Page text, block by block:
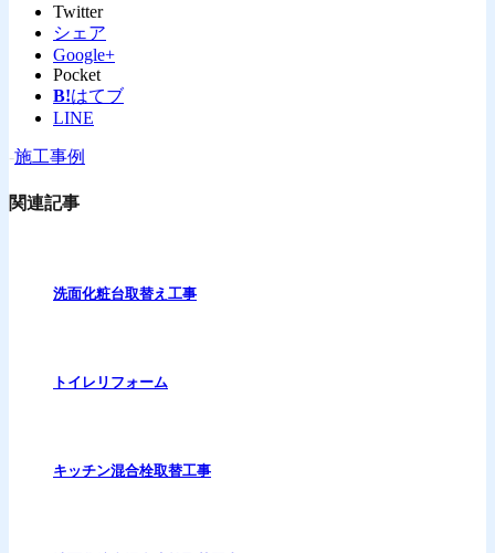
Twitter
シェア
Google+
Pocket
B!はてブ
LINE
-施工事例
関連記事
洗面化粧台取替え工事
トイレリフォーム
キッチン混合栓取替工事